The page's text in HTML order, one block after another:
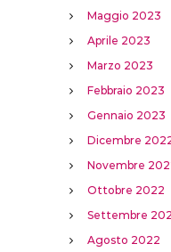
Maggio 2023
Aprile 2023
Marzo 2023
Febbraio 2023
Gennaio 2023
Dicembre
Novembre
Ottobre 2022
Settembre
Agosto 2022